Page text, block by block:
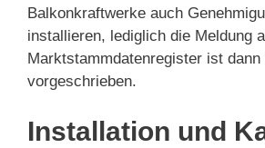
Balkonkraftwerke auch
installieren, lediglich die Meldung
Marktstammdatenregister ist dann
vorgeschrieben.
Installation und